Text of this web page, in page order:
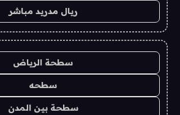
ريال مدريد مباشر
سطحة الرياض
سطحه
سطحة بين المدن